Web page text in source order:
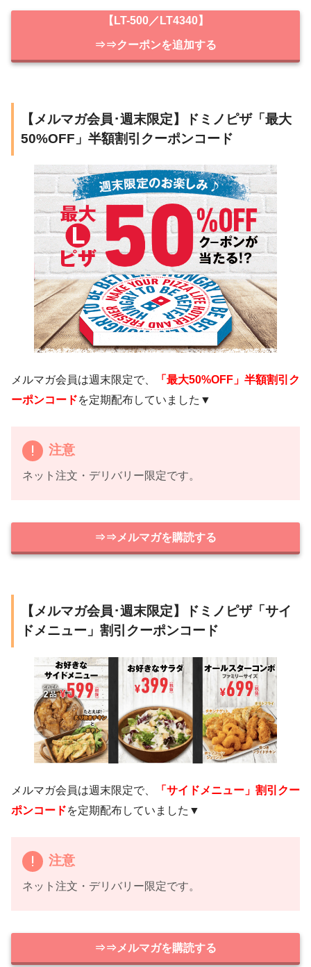
【LT-500／LT4340】
⇒⇒クーポンを追加する
【メルマガ会員･週末限定】ドミノピザ「最大
50%OFF」半額割引クーポンコード
メルマガ会員は週末限定で、
「最大50%OFF」半額割引ク
ーポンコードを定期配布していました▼
注意
ネット注文・デリバリー限定です。
⇒⇒メルマガを購読する
【メルマガ会員･週末限定】ドミノピザ「サイ
ドメニュー」割引クーポンコード
メルマガ会員は週末限定で、
「サイドメニュー」割引クー
ポンコードを定期配布していました▼
注意
ネット注文・デリバリー限定です。
⇒⇒メルマガを購読する